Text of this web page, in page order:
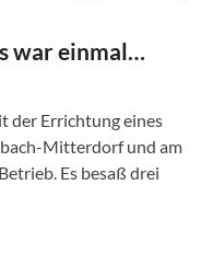
war einmal…
der Errichtung eines
Mitterdorf und am
Es besaß drei